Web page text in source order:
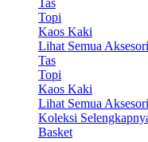
Topi
Kaos Kaki
Lihat Semua
Tas
Topi
Kaos Kaki
Lihat Semua
Koleksi
Basket